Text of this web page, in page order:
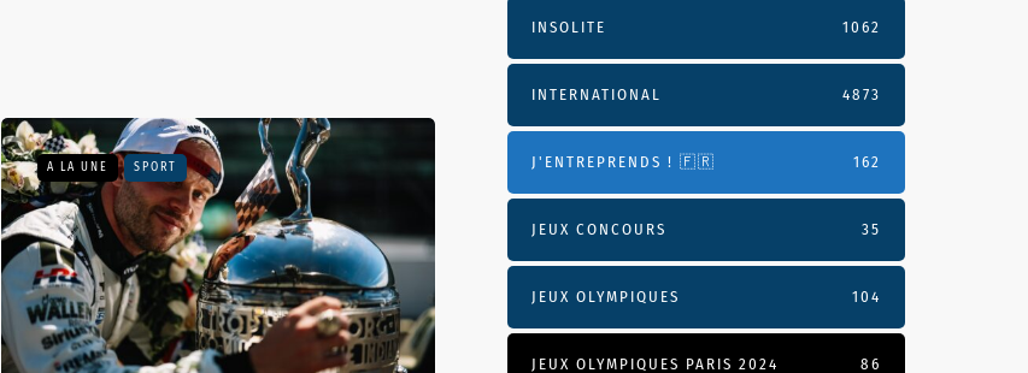
A LA UNE SPORT
INSOLITE 1062
INTERNATIONAL 4873
J'ENTREPRENDS ! 🇫🇷 162
JEUX CONCOURS 35
JEUX OLYMPIQUES 104
JEUX OLYMPIQUES PARIS 2024 86